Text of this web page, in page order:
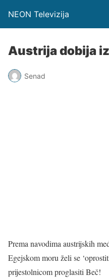
NEON Televizija
Austrija dobija
Senad
Prema navodima austrijskih
Egejskom moru želi se
prijestolnicom proglasiti Beč!